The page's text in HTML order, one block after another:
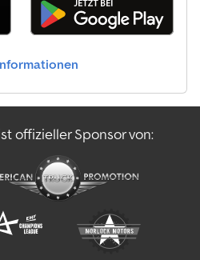
offizieller Sponsor von: